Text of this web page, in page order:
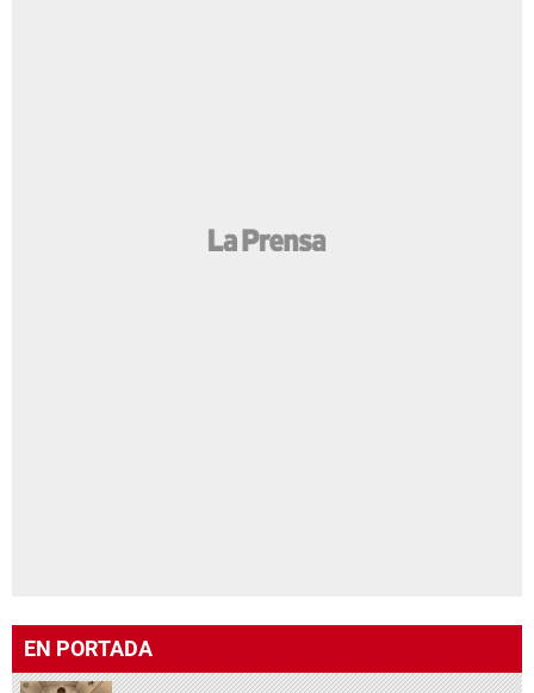
EN PORTADA